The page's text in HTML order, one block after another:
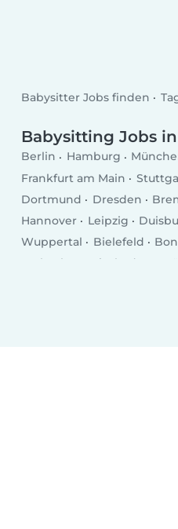
Babysitter Jobs finden
Babysitting Jobs
Berlin Hamburg
Frankfurt am Main
Dortmund
Dresden
Hannover
Leipzig
Wuppertal
Bielefeld
Karlsruhe
Wiesbaden